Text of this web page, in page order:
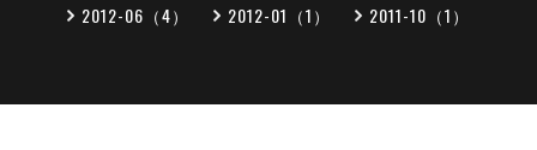
2012-06（4）
2012-01（1） 2011-10（1）